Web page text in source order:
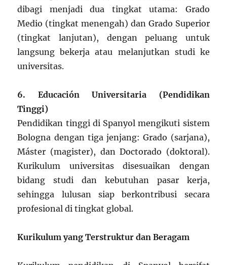
dibagi menjadi dua tingkat utama: Grado
Medio (tingkat menengah) dan Grado Superior
(tingkat lanjutan), dengan peluang untuk
langsung bekerja atau melanjutkan studi ke
universitas.
6. Educación Universitaria (Pendidikan
Tinggi)
Pendidikan tinggi di Spanyol mengikuti sistem
Bologna dengan tiga jenjang: Grado (sarjana),
Máster (magister), dan Doctorado (doktoral).
Kurikulum universitas disesuaikan dengan
bidang studi dan kebutuhan pasar kerja,
sehingga lulusan siap berkontribusi secara
profesional di tingkat global.
Kurikulum yang Terstruktur dan Beragam